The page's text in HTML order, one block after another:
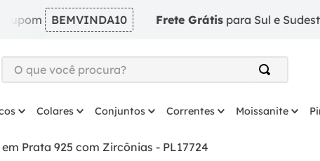
BEMVINDA10 Frete Grátispara Sul e Sudeste em
O que você procura?
2 º
solitário
Colares Conjuntos Correntes Moissanite
Prata 925 com Zircônias - PL17724